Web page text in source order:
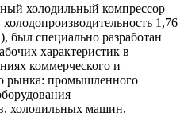
холодильный компрессор
1,76
был специально разработан
характеристик в
коммерческого и
рынка: промышленного
холодильных машин,